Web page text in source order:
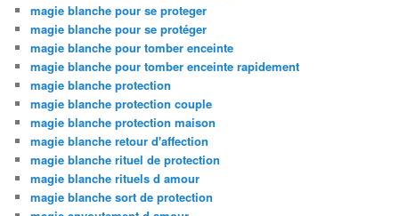
magie blanche pour se proteger
magie blanche pour se protéger
magie blanche pour tomber enceinte
magie blanche pour tomber enceinte rapidement
magie blanche protection
magie blanche protection couple
magie blanche protection maison
magie blanche retour d'affection
magie blanche rituel de protection
magie blanche rituels d amour
magie blanche sort de protection